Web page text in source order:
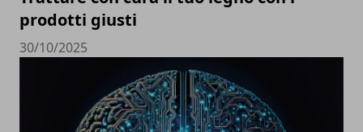
prodotti giusti
30/10/2025